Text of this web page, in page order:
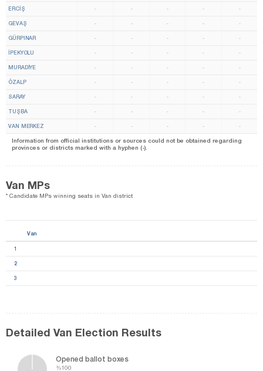
ERCİŞ - - - - -
GEVAŞ - - - - -
GÜRPINAR - - - - -
İPEKYOLU - - - - -
MURADİYE - - - - -
ÖZALP - - - - -
SARAY - - - - -
TUŞBA - - - - -
VAN MERKEZ - - - - -
Information from official institutions or sources could not be obtained regarding
provinces or districts marked with a hyphen (-).
Van MPs
* Candidate MPs winning seats in Van district
Van
1
2
3
Detailed Van Election Results
Opened ballot boxes
%100